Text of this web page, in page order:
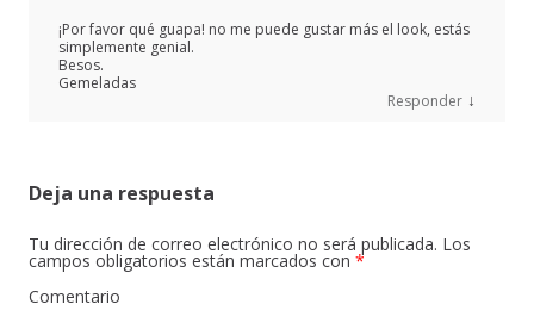
¡Por favor qué guapa! no me puede gustar más el look, estás
simplemente genial.
Besos.
Gemeladas
Responder ↓
Deja una respuesta
Tu dirección de correo electrónico no será publicada. Los
campos obligatorios están marcados con *
Comentario